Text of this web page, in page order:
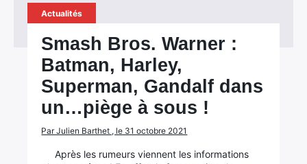
Actualités
Smash Bros. Warner :
Batman, Harley,
Superman, Gandalf dans
un…piège à sous !
Par Julien Barthet , le 31 octobre 2021
Après les rumeurs viennent les informations